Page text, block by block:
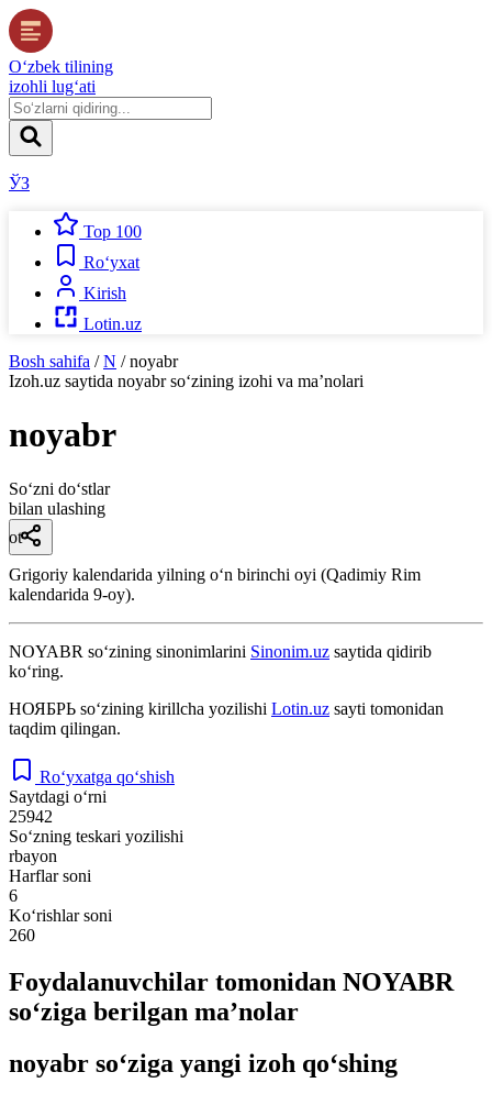
O‘zbek tilining
izohli lug‘ati
ЎЗ
Top 100
Ro‘yxat
Kirish
Lotin.uz
Bosh sahifa / N / noyabr
Izoh.uz saytida noyabrso‘zining izohi va ma’nolari
noyabr
So‘zni do‘stlar
bilan ulashing
ot
Grigoriy kalendarida yilning oʻn birinchi oyi (Qadimiy Rim
kalendarida 9-oy).
NOYABR so‘zining sinonimlarini Sinonim.uz saytida qidirib
ko‘ring.
НОЯБРЬ so‘zining kirillcha yozilishi Lotin.uz sayti tomonidan
taqdim qilingan.
Ro‘yxatga qo‘shish
Saytdagi o‘rni
25942
So‘zning teskari yozilishi
rbayon
Harflar soni
6
Ko‘rishlar soni
260
Foydalanuvchilar tomonidan NOYABR
so‘ziga berilgan ma’nolar
noyabr so‘ziga yangi izoh qo‘shing